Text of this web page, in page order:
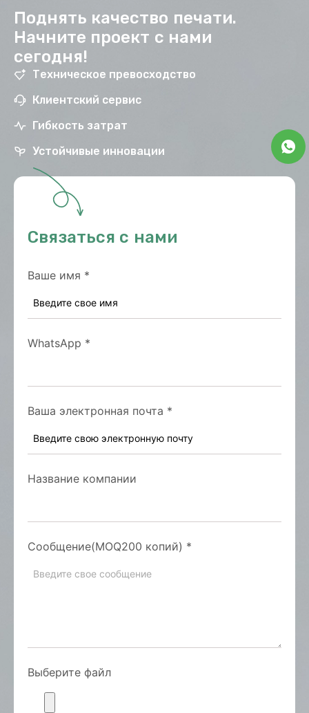
Поднять качество печати.
Начните проект с нами
сегодня!
Техническое превосходство
Клиентский сервис
Гибкость затрат
Устойчивые инновации
Связаться с нами
Ваше имя *
WhatsApp *
Ваша электронная почта *
Название компании
Сообщение(MOQ200 копий) *
Выберите файл